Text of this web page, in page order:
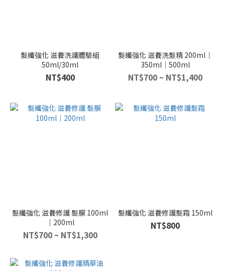
髮纖強化 滋養洗護體驗組
50ml/30ml
NT$400
髮纖強化 滋養洗髮精 200ml｜
350ml｜500ml
NT$700 ~ NT$1,400
髮纖強化 滋養修護 髮膜 100ml
｜200ml
NT$700 ~ NT$1,300
髮纖強化 滋養修護髮霜 150ml
NT$800